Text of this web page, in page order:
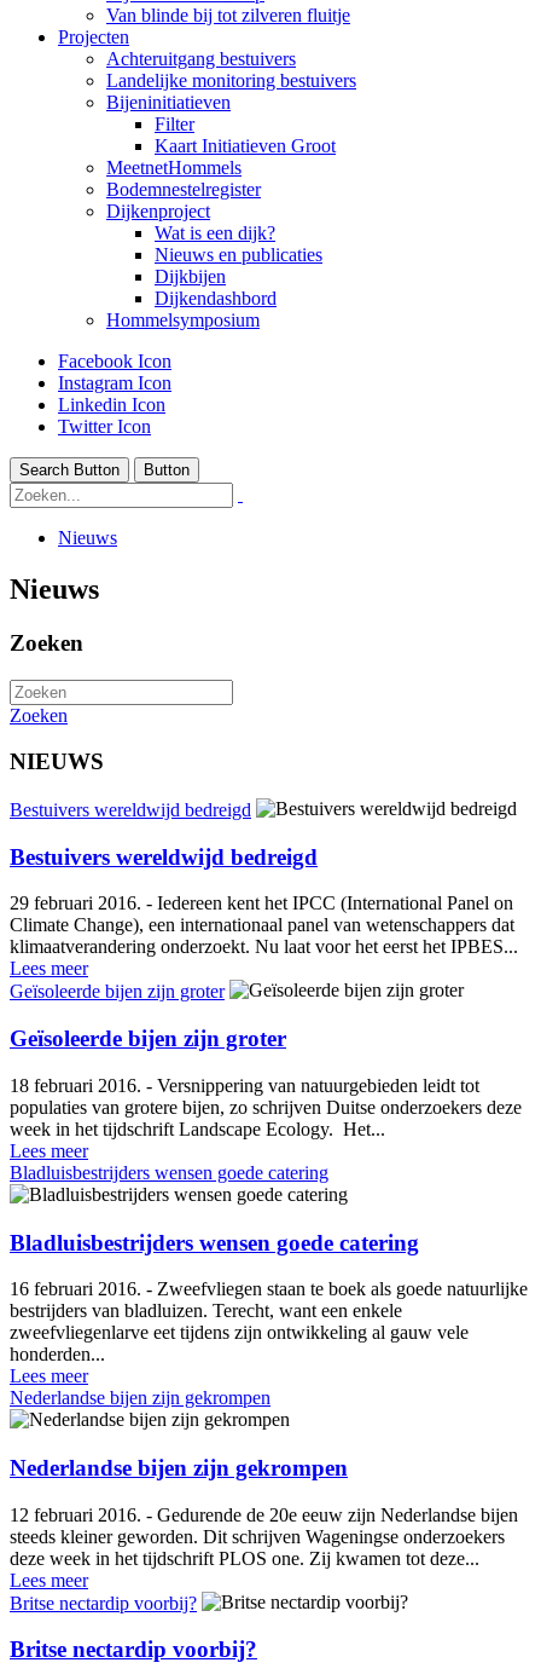
Van blinde bij tot zilveren fluitje
Projecten
Achteruitgang bestuivers
Landelijke monitoring bestuivers
Bijeninitiatieven
Filter
Kaart Initiatieven Groot
MeetnetHommels
Bodemnestelregister
Dijkenproject
Wat is een dijk?
Nieuws en publicaties
Dijkbijen
Dijkendashbord
Hommelsymposium
Facebook Icon
Instagram Icon
Linkedin Icon
Twitter Icon
Search Button Button
Nieuws
Nieuws
Zoeken
Zoeken
NIEUWS
Bestuivers wereldwijd bedreigd
Bestuivers wereldwijd bedreigd
29 februari 2016. - Iedereen kent het IPCC (International Panel on
Climate Change), een internationaal panel van wetenschappers dat
klimaatverandering onderzoekt. Nu laat voor het eerst het IPBES...
Lees meer
Geïsoleerde bijen zijn groter
Geïsoleerde bijen zijn groter
18 februari 2016. - Versnippering van natuurgebieden leidt tot
populaties van grotere bijen, zo schrijven Duitse onderzoekers deze
week in het tijdschrift Landscape Ecology. Het...
Lees meer
Bladluisbestrijders wensen goede catering
Bladluisbestrijders wensen goede catering
16 februari 2016. - Zweefvliegen staan te boek als goede natuurlijke
bestrijders van bladluizen. Terecht, want een enkele
zweefvliegenlarve eet tijdens zijn ontwikkeling al gauw vele
honderden...
Lees meer
Nederlandse bijen zijn gekrompen
Nederlandse bijen zijn gekrompen
12 februari 2016. - Gedurende de 20e eeuw zijn Nederlandse bijen
steeds kleiner geworden. Dit schrijven Wageningse onderzoekers
deze week in het tijdschrift PLOS one. Zij kwamen tot deze...
Lees meer
Britse nectardip voorbij?
Britse nectardip voorbij?